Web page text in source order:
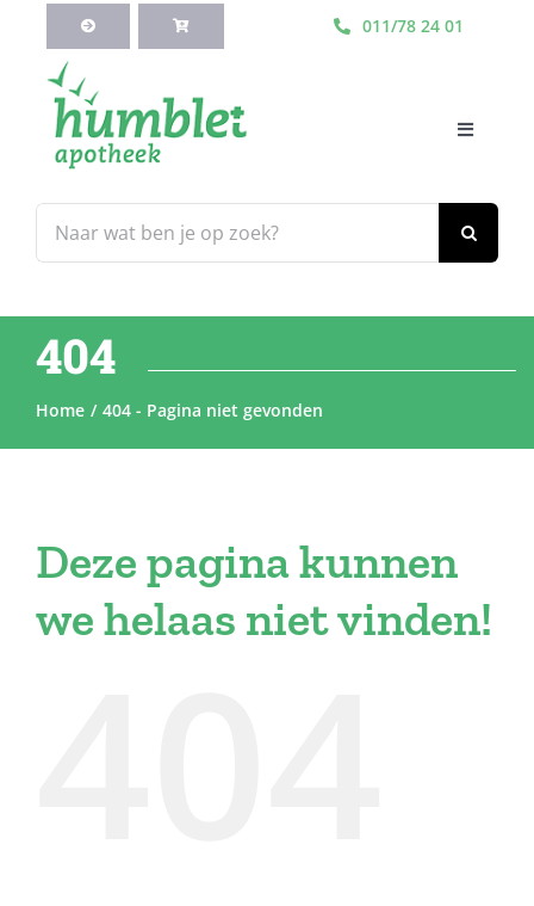
inhoud
011/78 24 01
naar:
Toggle
Webshop
Blog
404
Home 404 - Pagina niet gevonden
Deze pagina kunnen
we helaas niet vinden!